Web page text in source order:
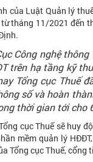
của Luật Quản lý
tháng 11/2021 đến
Công nghệ
trên hạ tầng kỹ
Tổng cục Thuế
số và hoàn
thời gian tới cho
cục Thuế sẽ huy
mềm quản lý
Tổng cục Thuế,